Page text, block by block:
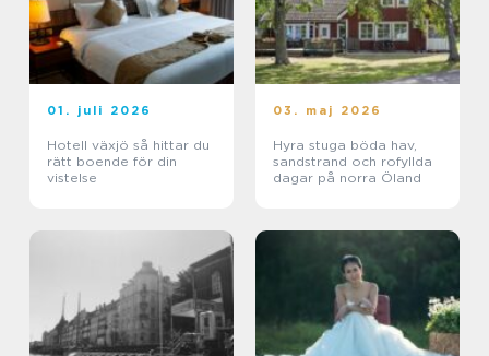
01. juli 2026
Hotell växjö så hittar du
rätt boende för din
vistelse
03. maj 2026
Hyra stuga böda hav,
sandstrand och rofyllda
dagar på norra Öland